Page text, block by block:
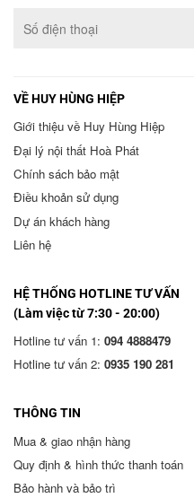
VỀ HUY HÙNG HIỆP
Giới thiệu về Huy Hùng Hiệp
Đại lý nội thất Hoà Phát
Chính sách bảo mật
Điều khoản sử dụng
Dự án khách hàng
Liên hệ
HỆ THỐNG HOTLINE TƯ VẤN
(Làm việc từ 7:30 - 20:00)
Hotline tư vấn 1: 094 4888479
Hotline tư vấn 2: 0935 190 281
THÔNG TIN
Mua & giao nhận hàng
Quy định & hình thức thanh toán
Bảo hành và bảo trì